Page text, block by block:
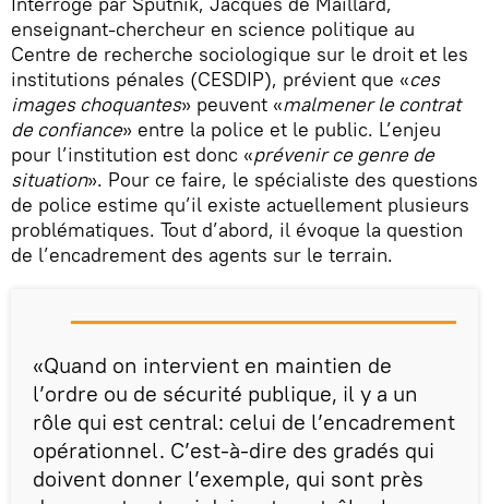
enseignant-chercheur en science politique au
Centre de recherche sociologique sur le droit et les
institutions pénales (CESDIP), prévient que «ces
images choquantes» peuvent «malmener le contrat
de confiance» entre la police et le public. L’enjeu
pour l’institution est donc «prévenir ce genre de
situation». Pour ce faire, le spécialiste des questions
de police estime qu’il existe actuellement plusieurs
problématiques. Tout d’abord, il évoque la question
de l’encadrement des agents sur le terrain.
«Quand on intervient en maintien de
l’ordre ou de sécurité publique, il y a un
rôle qui est central: celui de l’encadrement
opérationnel. C’est-à-dire des gradés qui
doivent donner l’exemple, qui sont près